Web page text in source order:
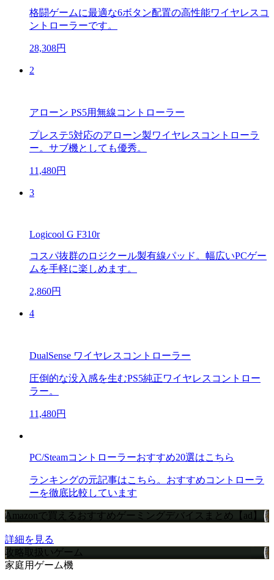
格闘ゲームに最適な6ボタン配置の高性能ワイヤレスコ
ントローラーです。
28,308円
2
アローン PS5用無線コントローラー
プレステ5対応のアローン製ワイヤレスコントローラ
ー。サブ機としても優秀。
11,480円
3
Logicool G F310r
コスパ抜群のロジクール製有線パッド。幅広いPCゲー
ムを手軽に楽しめます。
2,860円
4
DualSense ワイヤレスコントローラー
圧倒的な没入感を生むPS5純正ワイヤレスコントロー
ラー。
11,480円
PC/Steamコントローラーおすすめ20選はこちら
ランキングの元記事はこちら。おすすめコントローラ
ーを徹底比較しています
Amazonで買えるおすすめゲーミングデバイスまとめ【ad】
詳細を見る
攻略取扱いゲーム
家庭用ゲーム機